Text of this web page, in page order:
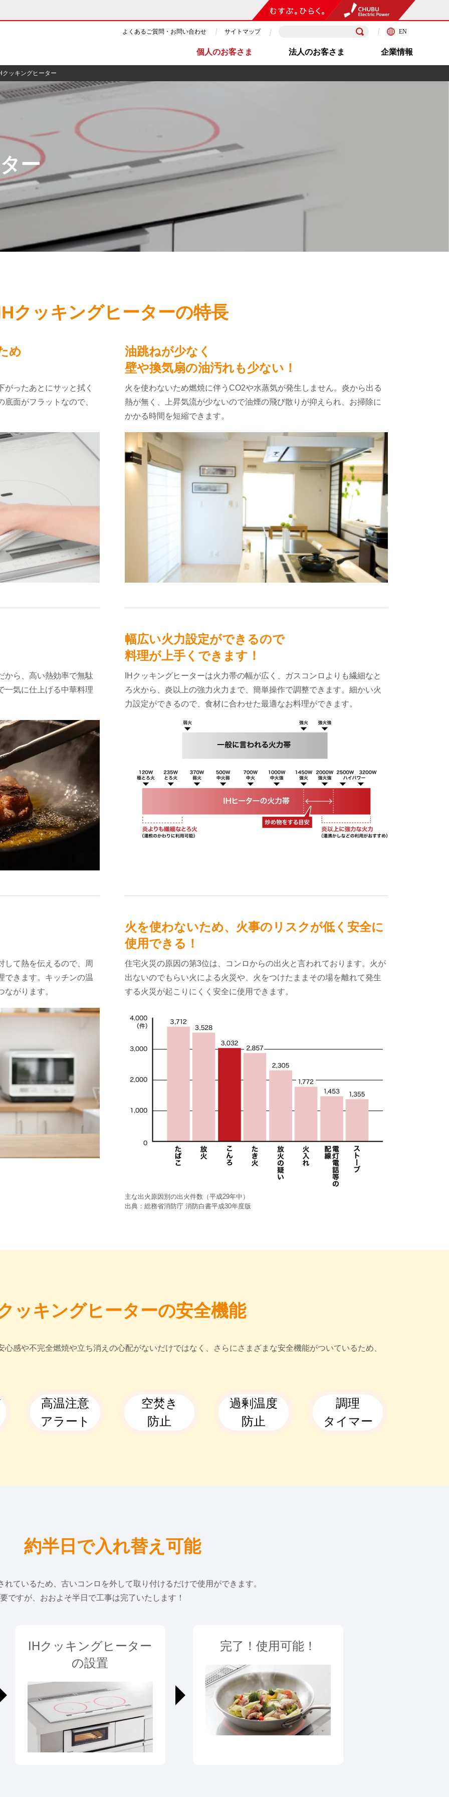
ー・原子力 CSR・環境・社会貢献
・CM ニュース よくあるご質問・お問い合わせ
個人のお客さま 法人のお客さま 企業情報
よくあるご質問・お問い合わせ サイトマップ EN
クッキングヒーター
ー
クッキングヒーターの特長
め
ったあとにサッと拭く
面がフラットなので、
油跳ねが少なく
壁や換気扇の油汚れも少ない！
火を使わないため燃焼に伴うCO2や水蒸気が発生しません。炎から出る
熱が無く、上昇気流が少ないので油煙の飛び散りが抑えられ、お掃除に
かかる時間を短縮できます。
から、高い熱効率で無駄
一気に仕上げる中華料理
幅広い火力設定ができるので
料理が上手くできます！
IHクッキングヒーターは火力帯の幅が広く、ガスコンロよりも繊細なと
ろ火から、炎以上の強力火力まで、簡単操作で調整できます。細かい火
力設定ができるので、食材に合わせた最適なお料理ができます。
して熱を伝えるので、周
できます。キッチンの温
がります。
火を使わないため、火事のリスクが低く安全に
使用できる！
住宅火災の原因の第3位は、コンロからの出火と言われております。火が
出ないのでもらい火による火災や、火をつけたままその場を離れて発生
する火災が起こりにくく安全に使用できます。
主な出火原因別の出火件数（平成29年中）
出典：総務省消防庁 消防白書平成30年度版
ッキングヒーターの安全機能
感や不完全燃焼や立ち消えの心配がないだけではなく、さらにさまざまな安全機能がついているため、
高温注意
アラート
空焚き
防止
過剰温度
防止
調理
タイマー
約半日で入れ替え可能
ているため、古いコンロを外して取り付けるだけで使用ができます。
ですが、おおよそ半日で工事は完了いたします！
IHクッキングヒーター
の設置
完了！使用可能！